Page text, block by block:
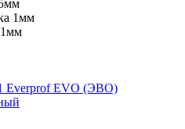
1мм
Everprof EVO (ЭВО)